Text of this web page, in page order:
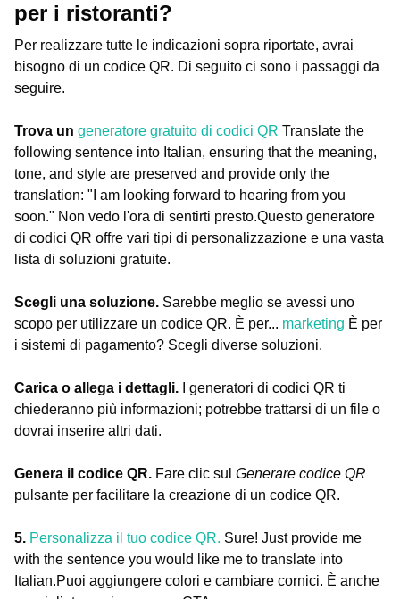
per i ristoranti?
Per realizzare tutte le indicazioni sopra riportate, avrai
bisogno di un codice QR. Di seguito ci sono i passaggi da
seguire.
Trova un generatore gratuito di codici QR Translate the
following sentence into Italian, ensuring that the meaning,
tone, and style are preserved and provide only the
translation: "I am looking forward to hearing from you
soon." Non vedo l'ora di sentirti presto.Questo generatore
di codici QR offre vari tipi di personalizzazione e una vasta
lista di soluzioni gratuite.
Scegli una soluzione. Sarebbe meglio se avessi uno
scopo per utilizzare un codice QR. È per... marketing È per
i sistemi di pagamento? Scegli diverse soluzioni.
Carica o allega i dettagli.
I generatori di codici QR ti
chiederanno più informazioni; potrebbe trattarsi di un file o
dovrai inserire altri dati.
Genera il codice QR. Fare clic sul Generare codice QR
pulsante per facilitare la creazione di un codice QR.
5. Personalizza il tuo codice QR. Sure! Just provide me
with the sentence you would like me to translate into
Italian.Puoi aggiungere colori e cambiare cornici. È anche